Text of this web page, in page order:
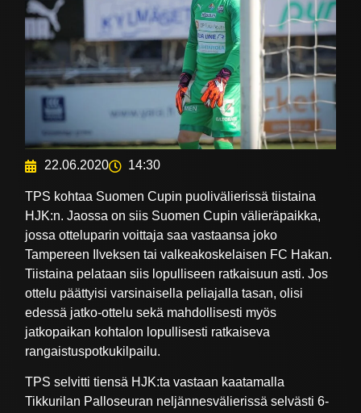
22.06.2020 14:30
TPS kohtaa Suomen Cupin puolivälierissä tiistaina
HJK:n. Jaossa on siis Suomen Cupin välieräpaikka,
jossa otteluparin voittaja saa vastaansa joko
Tampereen Ilveksen tai valkeakoskelaisen FC Hakan.
Tiistaina pelataan siis lopulliseen ratkaisuun asti. Jos
ottelu päättyisi varsinaisella peliajalla tasan, olisi
edessä jatko-ottelu sekä mahdollisesti myös
jatkopaikan kohtalon lopullisesti ratkaiseva
rangaistuspotkukilpailu.
TPS selvitti tiensä HJK:ta vastaan kaatamalla
Tikkurilan Palloseuran neljännesvälierissä selvästi 6-